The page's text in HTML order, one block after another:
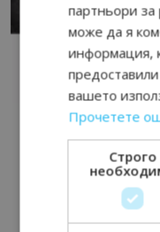
партньори за
може да я
информация,
вашето
Прочетете
Строго